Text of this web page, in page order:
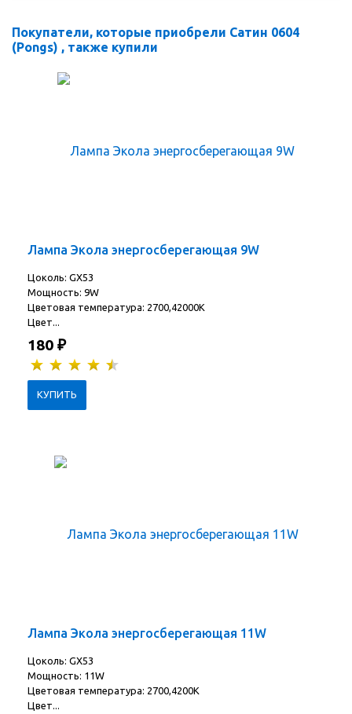
Покупатели, которые приобрели Сатин 0604
(Pongs) , также купили
Лампа Экола энергосберегающая 9W
Цоколь: GX53
Мощность: 9W
Цветовая температура: 2700,42000K
Цвет...
180 ₽
Лампа Экола энергосберегающая 11W
Цоколь: GX53
Мощность: 11W
Цветовая температура: 2700,4200K
Цвет...